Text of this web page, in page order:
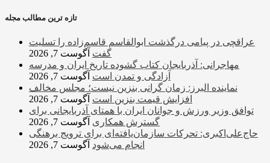
تازه ترین مطالب مجله
عراقچی در پیامی درگذشت ابوالقاسم قاسم‌زاده را تسلیت
گفت آگوست 7, 2026
مهاجرانی: آذربایجان کتاب گشوده تاریخ ایران و مدرسه
آزادگی و تمدن است آگوست 7, 2026
نماینده البرز: زمان گرانی بنزین نیست؛ مجلس مخالف
افزایش قیمت بنزین است آگوست 7, 2026
توافق وزیر ورزش و جوانان ایران با همتای آذربایجانی برای
گسترش همکاری آگوست 7, 2026
حاج‌علی‌اکبری: تحرکات سازمان‌یافته‌ای برای ترویج برهنگی
انجام می‌شود آگوست 7, 2026